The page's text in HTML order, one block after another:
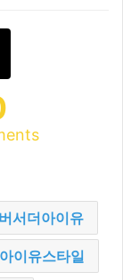
서더아이유
이유스타일